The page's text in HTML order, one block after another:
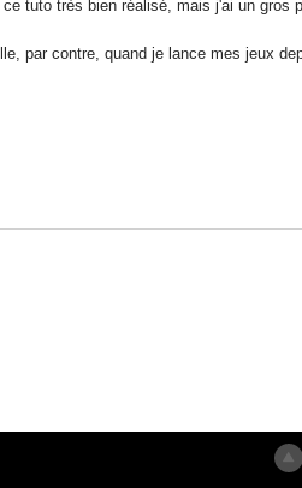
tuto très bien réalisé, mais j'ai un gros
par contre, quand je lance mes jeux